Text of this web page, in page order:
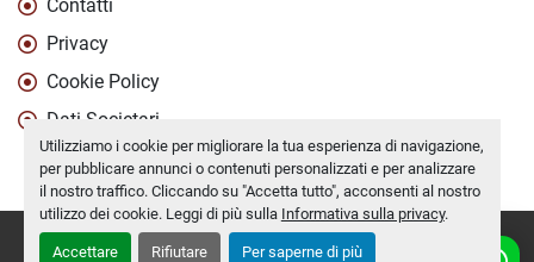
Utilizziamo i cookie per migliorare la tua esperienza di navigazione,
per pubblicare annunci o contenuti personalizzati e per analizzare
il nostro traffico. Cliccando su "Accetta tutto", acconsenti al nostro
utilizzo dei cookie. Leggi di più sulla Informativa sulla privacy.
Accettare Rifiutare Per saperne di più
Contatti
Privacy
Cookie Policy
Dati Societari
Personalizza le preferenze sui Cookies